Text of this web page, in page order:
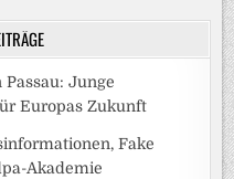
Junge
Europas Zukunft
Fake
Akademie